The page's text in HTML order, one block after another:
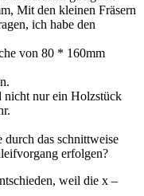
Mit den kleinen Fräsern
ich habe den
von 80 * 160mm
nicht nur ein Holzstück
durch das schnittweise
erfolgen?
weil die x –